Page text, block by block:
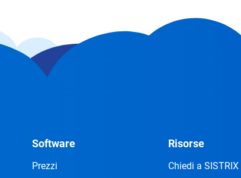
Software
Prezzi
Risorse
Chiedi a SISTRIX